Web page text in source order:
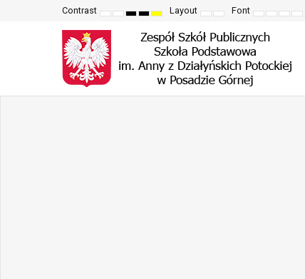
Contrast
Default
NightHigh
black
white
High
black
yellow
mode
High
yellow
black
mode
Layout
FixedWide
Font
Set
font
SetMake
Set